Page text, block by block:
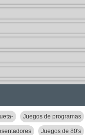
Juegos de programas
Juegos de 80's